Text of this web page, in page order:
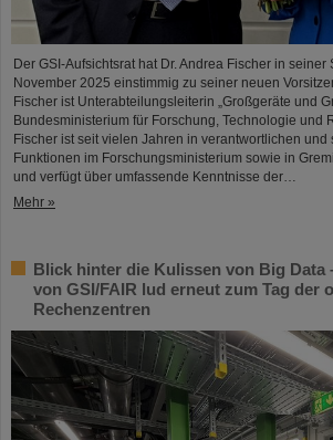
Der GSI-Aufsichtsrat hat Dr. Andrea Fischer in seiner
November 2025 einstimmig zu seiner neuen
Fischer ist Unterabteilungsleiterin „Großgeräte und
Bundesministerium für Forschung, Technologie und
Fischer ist seit vielen Jahren in verantwortlichen und
Funktionen im Forschungsministerium sowie in
und verfügt über umfassende Kenntnisse der…
Mehr »
Blick hinter die Kulissen von Big Data
von GSI/FAIR lud erneut zum Tag der
Rechenzentren